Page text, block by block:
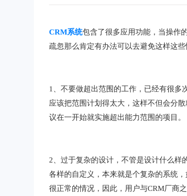
CRM系统包含了很多应用功能，当操作
疏忽那么肯定有办法可以去避免这样这
1、不要做超出范围的工作，已经有很多
应该把范围计划得太大，这样不但会分
议在一开始就实施超出能力范围的项目。
2、过于复杂的设计，不管是设计什么样
各样的自定义，本来就是个复杂的系统
很正常的情况，因此，用户与CRM厂商